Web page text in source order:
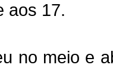
aos 17.
no meio e